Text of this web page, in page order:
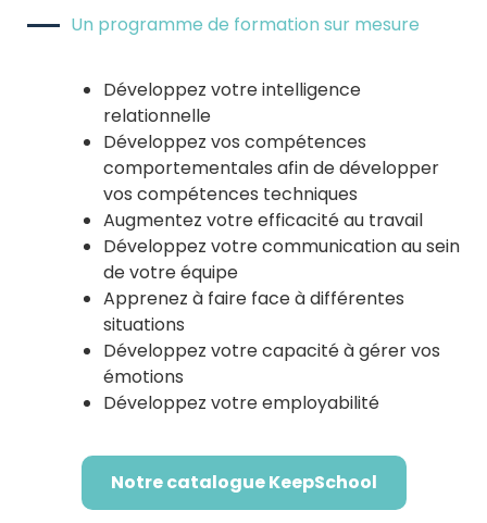
Un programme de formation sur mesure
Développez votre intelligence
relationnelle
Développez vos compétences
comportementales afin de développer
vos compétences techniques
Augmentez votre efficacité au travail
Développez votre communication au sein
de votre équipe
Apprenez à faire face à différentes
situations
Développez votre capacité à gérer vos
émotions
Développez votre employabilité
Notre catalogue KeepSchool